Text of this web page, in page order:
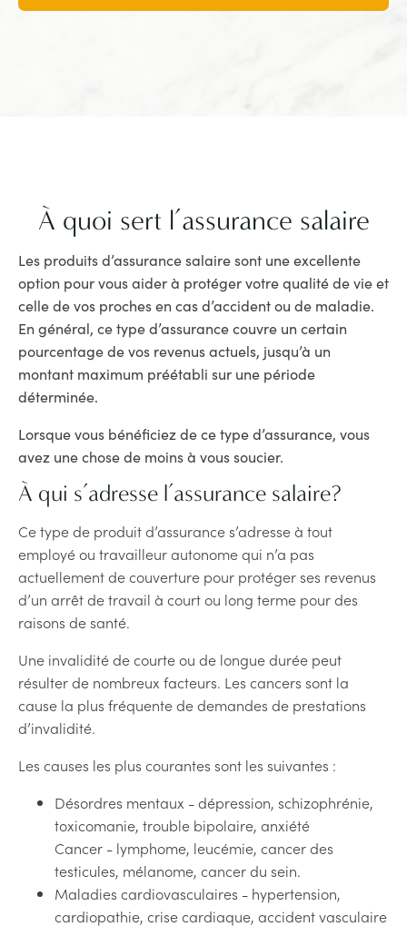
À quoi sert l’assurance salaire
Les produits d’assurance salaire sont une excellente
option pour vous aider à protéger votre qualité de vie et
celle de vos proches en cas d’accident ou de maladie.
En général, ce type d’assurance couvre un certain
pourcentage de vos revenus actuels, jusqu’à un
montant maximum préétabli sur une période
déterminée.
Lorsque vous bénéficiez de ce type d’assurance, vous
avez une chose de moins à vous soucier.
À qui s’adresse l’assurance salaire?
Ce type de produit d’assurance s’adresse à tout
employé ou travailleur autonome qui n’a pas
actuellement de couverture pour protéger ses revenus
d’un arrêt de travail à court ou long terme pour des
raisons de santé.
Une invalidité de courte ou de longue durée peut
résulter de nombreux facteurs. Les cancers sont la
cause la plus fréquente de demandes de prestations
d’invalidité.
Les causes les plus courantes sont les suivantes :
Désordres mentaux - dépression, schizophrénie,
toxicomanie, trouble bipolaire, anxiété
Cancer - lymphome, leucémie, cancer des
testicules, mélanome, cancer du sein.
Maladies cardiovasculaires - hypertension,
cardiopathie, crise cardiaque, accident vasculaire